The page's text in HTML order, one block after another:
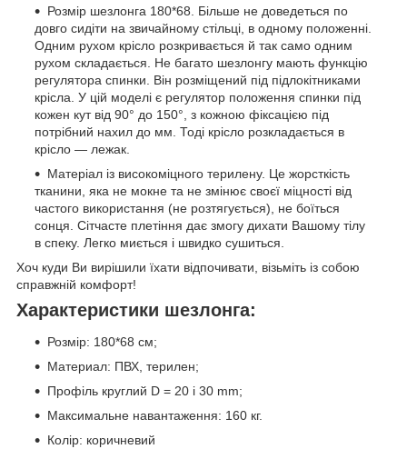
Розмір шезлонга 180*68. Більше не доведеться по
довго сидіти на звичайному стільці, в одному положенні.
Одним рухом крісло розкривається й так само одним
рухом складається. Не багато шезлонгу мають функцію
регулятора спинки. Він розміщений під підлокітниками
крісла. У цій моделі є регулятор положення спинки під
кожен кут від 90° до 150°, з кожною фіксацією під
потрібний нахил до мм. Тоді крісло розкладається в
крісло — лежак.
Матеріал із високоміцного терилену. Це жорсткість
тканини, яка не мокне та не змінює своєї міцності від
частого використання (не розтягується), не боїться
сонця. Сітчасте плетіння дає змогу дихати Вашому тілу
в спеку. Легко миється і швидко сушиться.
Хоч куди Ви вирішили їхати відпочивати, візьміть із собою
справжній комфорт!
Характеристики шезлонга:
Розмір: 180*68 см;
Материал: ПВХ, терилен;
Профіль круглий D = 20 і 30 mm;
Максимальне навантаження: 160 кг.
Колір: коричневий